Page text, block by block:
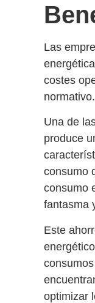
Las
energética
costes
normativo.
Una de
produce
consumo
consumo
fantasma
Este
optimizar